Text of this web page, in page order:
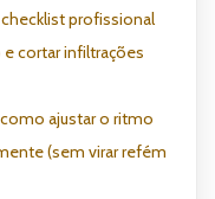
profissional
e cortar infiltrações
ajustar o ritmo
(sem virar refém